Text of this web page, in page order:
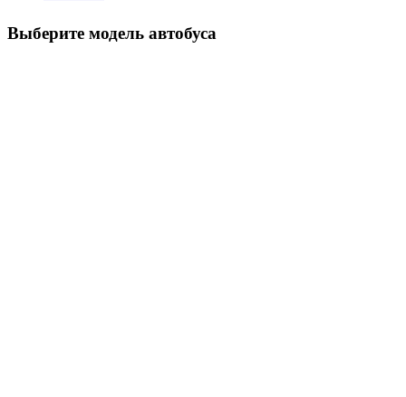
Выберите модель автобуса